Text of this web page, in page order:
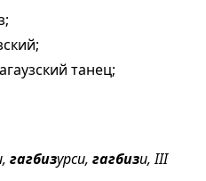
танец;
гагбизурси, гагбизи, III